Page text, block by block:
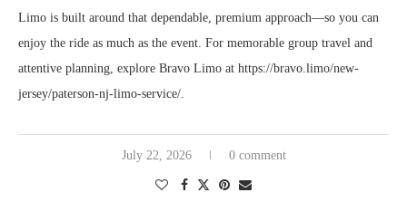
Limo is built around that dependable, premium approach—so you can
enjoy the ride as much as the event. For memorable group travel and
attentive planning, explore Bravo Limo at https://bravo.limo/new-
jersey/paterson-nj-limo-service/.
July 22, 2026 0 comment